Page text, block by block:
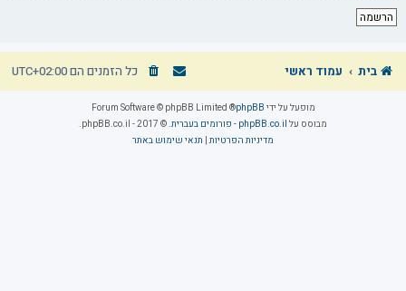
הרשמה
בית עמוד ראשי כל הזמנים הםUTC+02:00
מופעל על ידי phpBB
® Forum Software © phpBB Limited
מבוסס על phpBB.co.il - פורומים בעברית
. © 2017 - phpBB.co.il.
מדיניות הפרטיות תנאי שימוש באתר